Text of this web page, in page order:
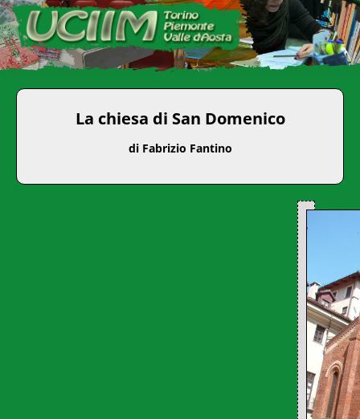
La chiesa di San Domenico
di Fabrizio Fantino